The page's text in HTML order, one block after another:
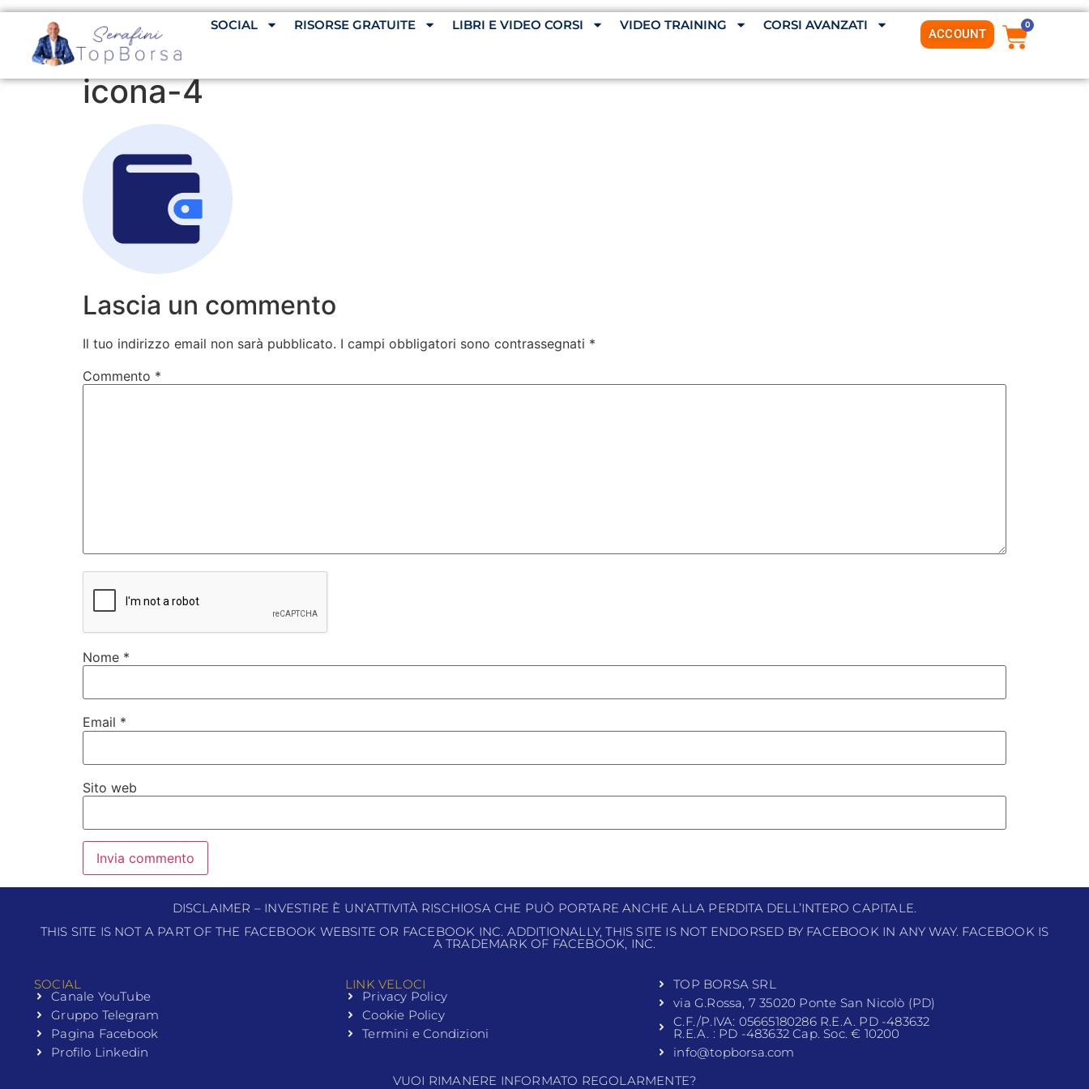
SOCIAL RISORSE GRATUITE LIBRI E VIDEO CORSI VIDEO TRAINING CORSI AVANZATI
ACCOUNT
0
icona-4
Lascia un commento
Il tuo indirizzo email non sarà pubblicato. I campi obbligatori sono contrassegnati *
Commento *
Nome *
Email *
Sito web
DISCLAIMER – INVESTIRE È UN’ATTIVITÀ RISCHIOSA CHE PUÒ PORTARE ANCHE ALLA PERDITA DELL’INTERO CAPITALE.
THIS SITE IS NOT A PART OF THE FACEBOOK WEBSITE OR FACEBOOK INC. ADDITIONALLY, THIS SITE IS NOT ENDORSED BY FACEBOOK IN ANY WAY. FACEBOOK IS
A TRADEMARK OF FACEBOOK, INC.
SOCIAL
Canale YouTube
Gruppo Telegram
Pagina Facebook
Profilo Linkedin
LINK VELOCI
Privacy Policy
Cookie Policy
Termini e Condizioni
TOP BORSA SRL
via G.Rossa, 7 35020 Ponte San Nicolò (PD)
C.F./P.IVA: 05665180286 R.E.A. PD -483632
R.E.A. : PD -483632 Cap. Soc. € 10200
info@topborsa.com
VUOI RIMANERE INFORMATO REGOLARMENTE?